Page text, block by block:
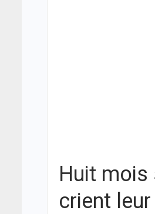
Huit mois
crient